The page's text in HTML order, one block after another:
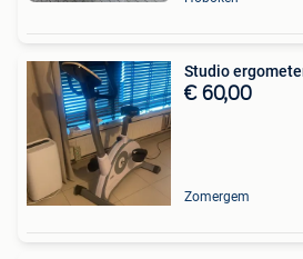
Studio
€ 60,00
Zomergem